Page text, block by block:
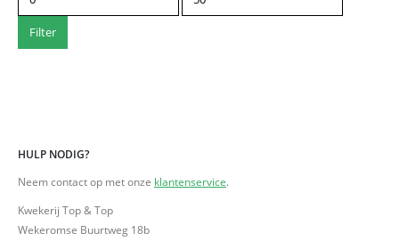
Filter
HULP NODIG?
Neem contact op met onze klantenservice.
Kwekerij Top & Top
Wekeromse Buurtweg 18b